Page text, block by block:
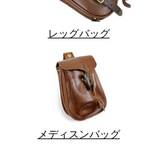
レッグバッグ
メディスンバッグ